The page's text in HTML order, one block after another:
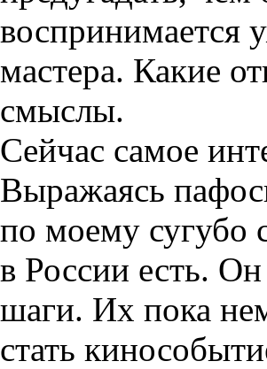
воспринимается
мастера. Какие
смыслы.
Сейчас самое
Выражаясь
по моему сугубо
в России есть.
шаги. Их пока
стать